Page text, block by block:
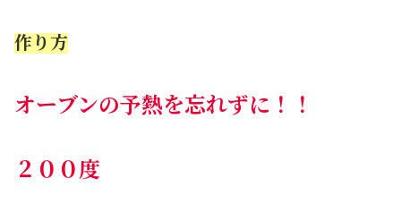
作り方
オーブンの予熱を忘れずに！！
２００度